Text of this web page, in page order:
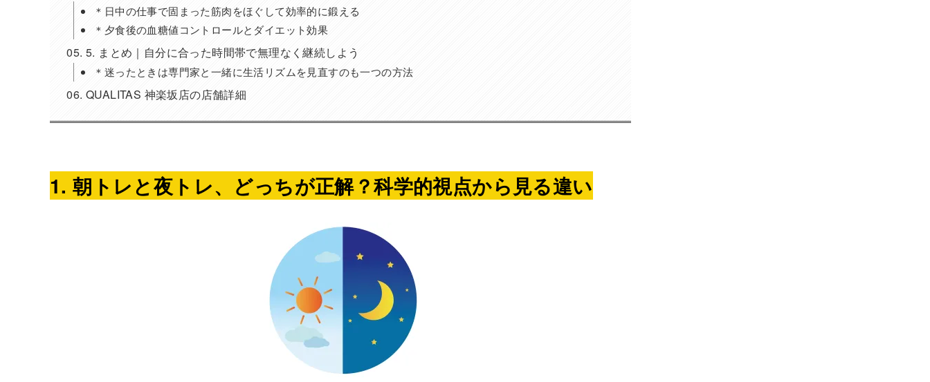
＊日中の仕事で固まった筋肉をほぐして効率的に鍛える
＊夕食後の血糖値コントロールとダイエット効果
5. まとめ｜自分に合った時間帯で無理なく継続しよう
＊迷ったときは専門家と一緒に生活リズムを見直すのも一つの方法
QUALITAS 神楽坂店の店舗詳細
1. 朝トレと夜トレ、どっちが正解？科学的視点から見る違い